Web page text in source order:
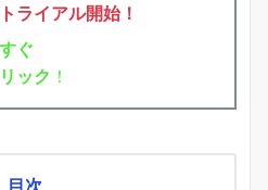
ライアル開始！
ぐ
ック ！
目次